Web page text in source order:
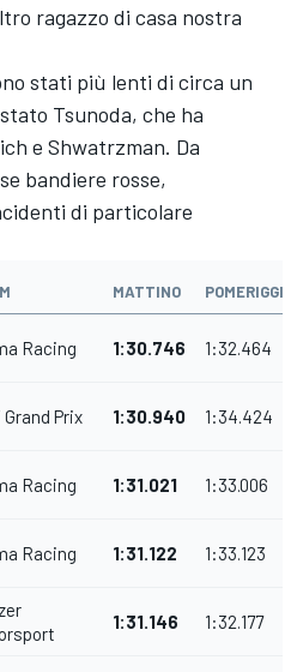
ragazzo di casa nostra
stati più lenti di circa un
Tsunoda, che ha
e Shwatrzman. Da
bandiere rosse,
di particolare
MATTINO POMERIGGIO
Racing 1:30.746 1:32.464
Grand Prix 1:30.940 1:34.424
Racing 1:31.021 1:33.006
Racing 1:31.122 1:33.123
1:31.146 1:32.177